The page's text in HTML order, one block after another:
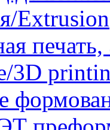
Extrusion
3D